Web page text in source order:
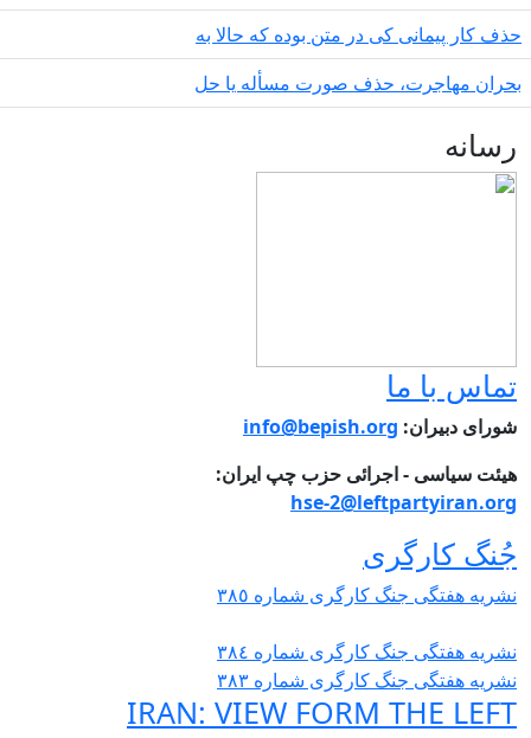
کار پیمانی کی در متن بودە کە حالا بە
مهاجرت‌، حذف صورت مسأله یا حل
با ما
دبیران:info@bepish.org
سیاسی - اجرائی حزب چپ ایران:
hse-
کارگری
هفتگی جنگ کارگری شمارە ٣٨٥
هفتگی جنگ کارگری شمارە ٣٨٤
هفتگی جنگ کارگری شمارە ٣٨٣
IRAN: VIEW FORM THE